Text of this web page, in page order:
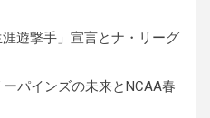
遊撃手」宣言とナ・リーグ
パインズの未来とNCAA春